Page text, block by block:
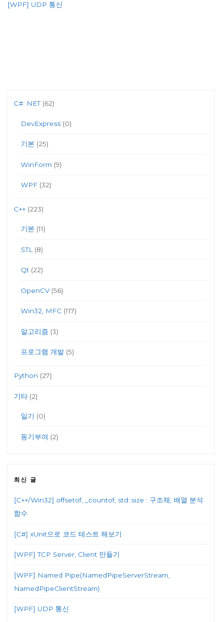
[WPF] UDP 통신
C# .NET(62)
DevExpress(0)
기본 (25)
WinForm (9)
WPF(32)
C++ (223)
기본 (11)
STL (8)
Qt(22)
OpenCV(56)
Win32, MFC(117)
알고리즘 (3)
프로그램 개발(5)
Python (27)
기타 (2)
일기 (0)
동기부여 (2)
최신 글
[C++/Win32] offsetof, _countof, std::size : 구조체, 배열 분석
함수
[C#] xUnit으로 코드 테스트 해보기
[WPF] TCP Server, Client 만들기
[WPF] Named Pipe(NamedPipeServerStream,
NamedPipeClientStream)
[WPF] UDP 통신